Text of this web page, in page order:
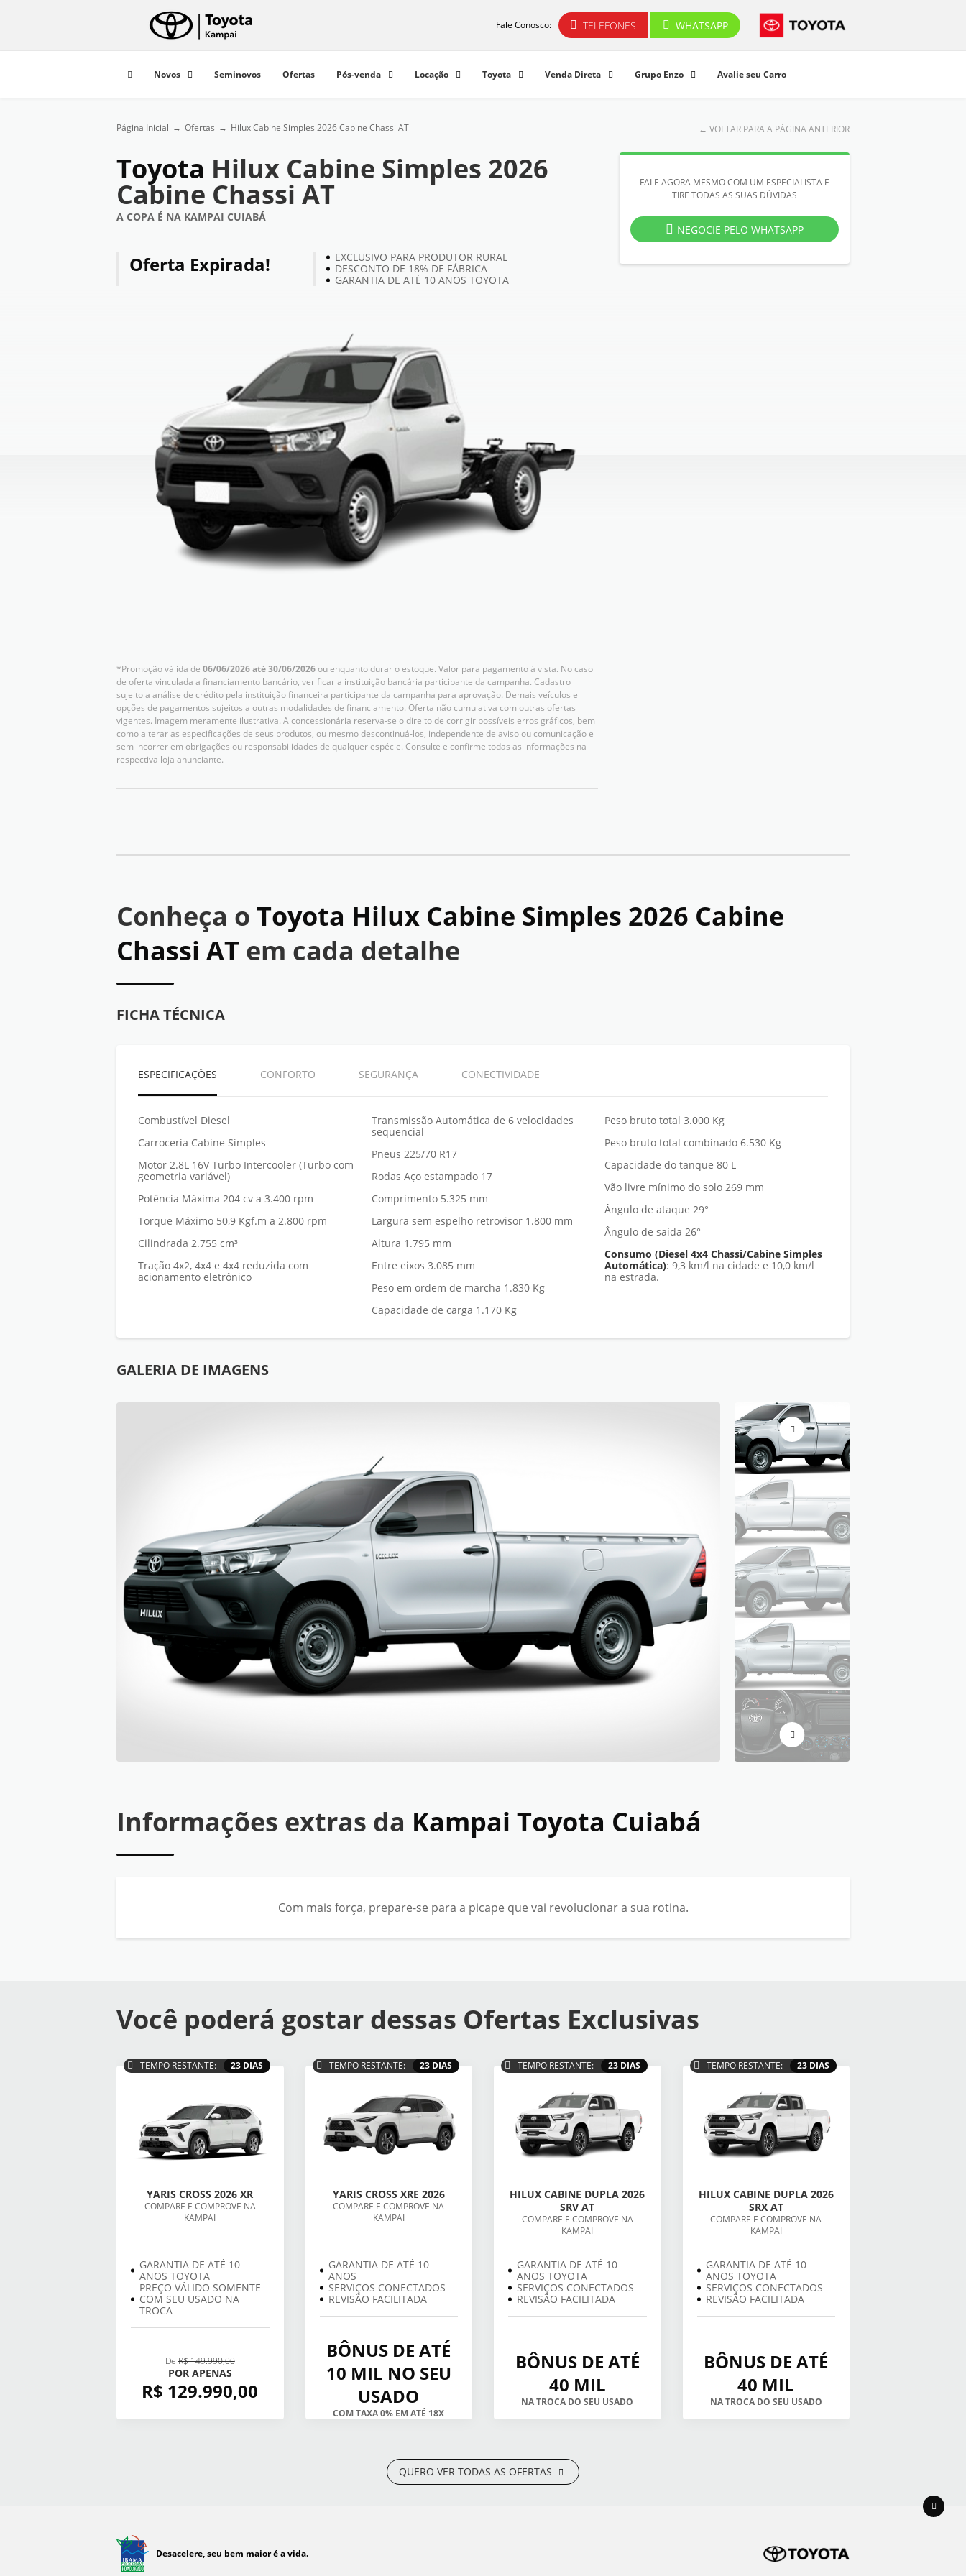
Fale Conosco: TELEFONES WHATSAPP
Novos Seminovos Ofertas Pós-venda Locação Toyota Venda Direta Grupo Enzo Avalie seu Carro
Página Inicial Ofertas Hilux Cabine Simples 2026 Cabine Chassi AT ← VOLTAR PARA A PÁGINA ANTERIOR
Toyota Hilux Cabine Simples 2026
Cabine Chassi AT
A COPA É NA KAMPAI CUIABÁ
Oferta Expirada!
EXCLUSIVO PARA PRODUTOR RURAL
DESCONTO DE 18% DE FÁBRICA
GARANTIA DE ATÉ 10 ANOS TOYOTA
*Promoção válida de 06/06/2026 até 30/06/2026ou enquanto durar o estoque. Valor para pagamento à vista. No caso
de oferta vinculada a financiamento bancário, verificar a instituição bancária participante da campanha. Cadastro
sujeito a análise de crédito pela instituição financeira participante da campanha para aprovação. Demais veículos e
opções de pagamentos sujeitos a outras modalidades de financiamento. Oferta não cumulativa com outras ofertas
vigentes. Imagem meramente ilustrativa. A concessionária reserva-se o direito de corrigir possíveis erros gráficos, bem
como alterar as especificações de seus produtos, ou mesmo descontinuá-los, independente de aviso ou comunicação e
sem incorrer em obrigações ou responsabilidades de qualquer espécie. Consulte e confirme todas as informações na
respectiva loja anunciante.
FALE AGORA MESMO COM UM ESPECIALISTA E
TIRE TODAS AS SUAS DÚVIDAS
NEGOCIE PELO WHATSAPP
Conheça o Toyota Hilux Cabine Simples 2026 Cabine
Chassi AT em cada detalhe
FICHA TÉCNICA
ESPECIFICAÇÕES CONFORTO SEGURANÇA CONECTIVIDADE
Combustível Diesel
Carroceria Cabine Simples
Motor 2.8L 16V Turbo Intercooler (Turbo com
geometria variável)
Potência Máxima 204 cv a 3.400 rpm
Torque Máximo 50,9 Kgf.m a 2.800 rpm
Cilindrada 2.755 cm³
Tração 4x2, 4x4 e 4x4 reduzida com
acionamento eletrônico
Transmissão Automática de 6 velocidades
sequencial
Pneus 225/70 R17
Rodas Aço estampado 17
Comprimento 5.325 mm
Largura sem espelho retrovisor 1.800 mm
Altura 1.795 mm
Entre eixos 3.085 mm
Peso em ordem de marcha 1.830 Kg
Capacidade de carga 1.170 Kg
Peso bruto total 3.000 Kg
Peso bruto total combinado 6.530 Kg
Capacidade do tanque 80 L
Vão livre mínimo do solo 269 mm
Ângulo de ataque 29°
Ângulo de saída 26°
Consumo (Diesel 4x4 Chassi/Cabine Simples
Automática): 9,3 km/l na cidade e 10,0 km/l
na estrada.
GALERIA DE IMAGENS
Informações extras da Kampai Toyota Cuiabá
Com mais força, prepare-se para a picape que vai revolucionar a sua rotina.
Você poderá gostar dessas Ofertas Exclusivas
TEMPO RESTANTE: 23 DIAS
YARIS CROSS 2026 XR
COMPARE E COMPROVE NA
KAMPAI
GARANTIA DE ATÉ 10
ANOS TOYOTA
PREÇO VÁLIDO SOMENTE
COM SEU USADO NA
TROCA
DeR$ 149.990,00
POR APENAS
R$ 129.990,00
TEMPO RESTANTE: 23 DIAS
YARIS CROSS XRE 2026
COMPARE E COMPROVE NA
KAMPAI
GARANTIA DE ATÉ 10
ANOS
SERVIÇOS CONECTADOS
REVISÃO FACILITADA
BÔNUS DE ATÉ
10 MIL NO SEU
USADO
COM TAXA 0% EM ATÉ 18X
TEMPO RESTANTE: 23 DIAS
HILUX CABINE DUPLA 2026
SRV AT
COMPARE E COMPROVE NA
KAMPAI
GARANTIA DE ATÉ 10
ANOS TOYOTA
SERVIÇOS CONECTADOS
REVISÃO FACILITADA
BÔNUS DE ATÉ
40 MIL
NA TROCA DO SEU USADO
TEMPO RESTANTE: 23 DIAS
HILUX CABINE DUPLA 2026
SRX AT
COMPARE E COMPROVE NA
KAMPAI
GARANTIA DE ATÉ 10
ANOS TOYOTA
SERVIÇOS CONECTADOS
REVISÃO FACILITADA
BÔNUS DE ATÉ
40 MIL
NA TROCA DO SEU USADO
QUERO VER TODAS AS OFERTAS
Desacelere, seu bem maior é a vida.